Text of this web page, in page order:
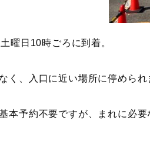
曜日10時ごろに到着。
く、入口に近い場所に停められ
本予約不要ですが、まれに必要